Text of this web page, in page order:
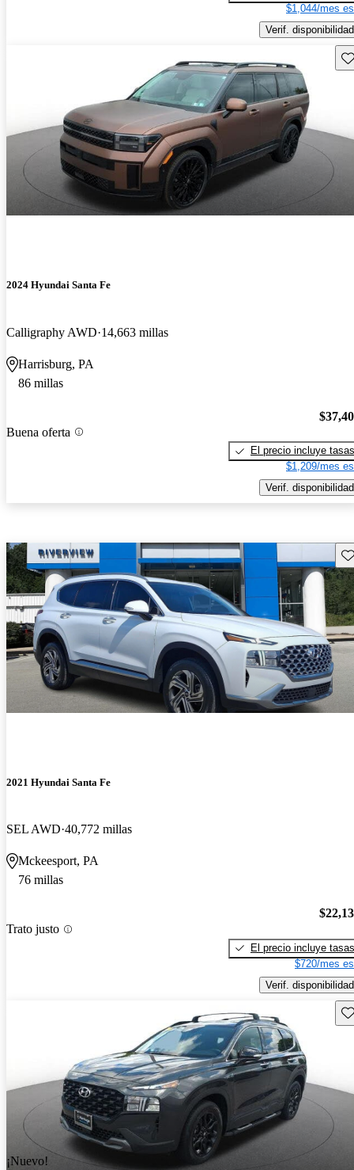
$1,044/mes
Verif. disponibilidad
2024 Hyundai Santa Fe
Calligraphy AWD 14,663 millas
Harrisburg, PA
86 millas
Buena oferta
El precio incluye tasas
$1,209/mes
Verif. disponibilidad
2021 Hyundai Santa Fe
SEL AWD 40,772 millas
Mckeesport, PA
76 millas
Trato justo
El precio incluye tasas
$720/mes
Verif. disponibilidad
¡Nuevo!